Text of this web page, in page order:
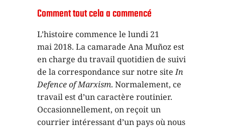
Comment tout cela a commencé
L’histoire commence le lundi 21
mai 2018. La camarade Ana Muñoz est
en charge du travail quotidien de suivi
de la correspondance sur notre siteIn
Defence of Marxism. Normalement, ce
travail est d’un caractère routinier.
Occasionnellement, on reçoit un
courrier intéressant d’un pays où nous